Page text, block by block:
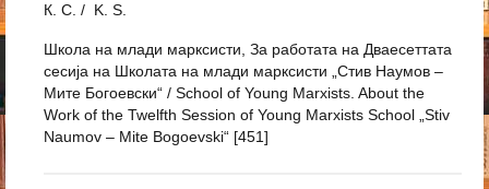
К. С. / K. S.
Школа на млади марксисти, За работата на Дваесеттата
сесија на Школата на млади марксисти „Стив Наумов –
Мите Богоевски“ / School of Young Marxists. About the
Work of the Twelfth Session of Young Marxists School „Stiv
Naumov – Mite Bogoevski“ [451]